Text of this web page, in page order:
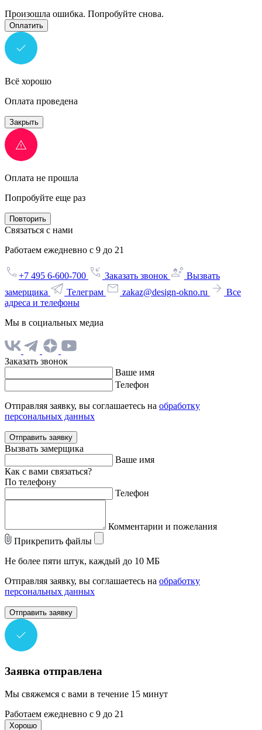
Произошла ошибка. Попробуйте снова.
Оплатить
Всё хорошо
Оплата проведена
Закрыть
Оплата не прошла
Попробуйте еще раз
Повторить
Связаться с нами
Работаем ежедневно с 9 до 21
+7 495 6-600-700 Заказать звонок
Вызвать
замерщика
Телеграм zakaz@design-okno.ru
Все
адреса и телефоны
Мы в социальных медиа
Заказать звонок
Ваше имя
Телефон
Отправляя заявку, вы соглашаетесь на обработку
персональных данных
Отправить заявку
Вызвать замерщика
Ваше имя
Как с вами связаться?
По телефону
Телефон
Комментарии и пожелания
Прикрепить файлы
Не более пяти штук, каждый до 10 МБ
Отправляя заявку, вы соглашаетесь на обработку
персональных данных
Отправить заявку
Заявка отправлена
Мы свяжемся с вами в течение 15 минут
Работаем ежедневно с 9 до 21
Хорошо